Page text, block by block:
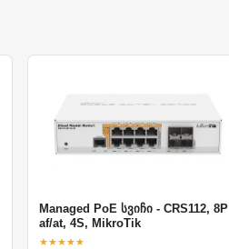
Managed PoE სვიჩი - CRS112, 8P
af/at, 4S, MikroTik
★★★★★